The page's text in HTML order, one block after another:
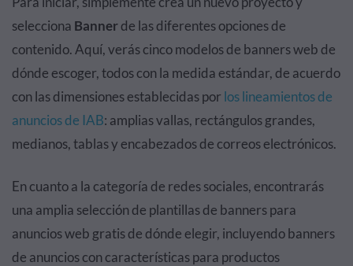
selecciona Bannerde las diferentes opciones de
contenido. Aquí, verás cinco modelos de banners web de
dónde escoger, todos con la medida estándar, de acuerdo
con las dimensiones establecidas por los lineamientos de
anuncios de IAB: amplias vallas, rectángulos grandes,
medianos, tablas y encabezados de correos electrónicos.
En cuanto a la categoría de redes sociales, encontrarás
una amplia selección de plantillas de banners para
anuncios web gratis de dónde elegir, incluyendo banners
de anuncios con características para productos